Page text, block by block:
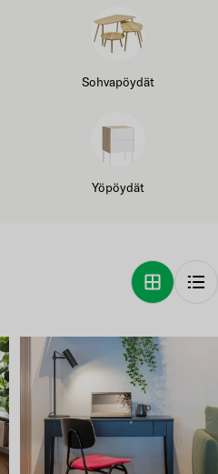
Sohvapöydät
Yöpöydät